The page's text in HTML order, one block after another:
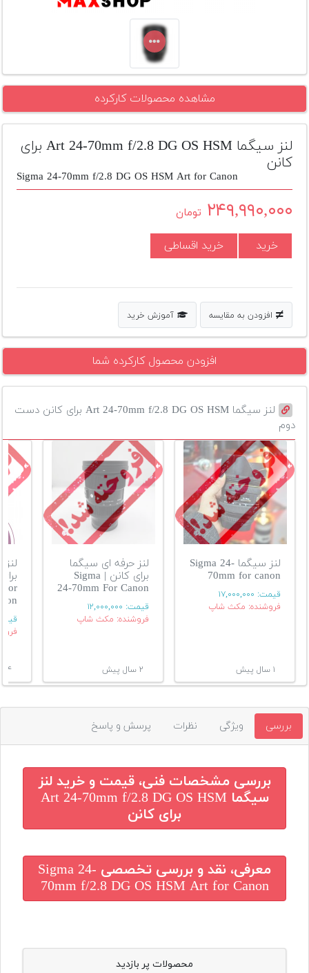
افزودن
دست
دوم
لیست
قیمت
دوربین
بله
مشاهده محصولات کارکرده
لنز سیگما Art 24-70mm f/2.8 DG OS HSM برای
کانن
Sigma 24-70mm f/2.8 DG OS HSM Art for Canon
۲۴۹,۹۹۰,۰۰۰ تومان
خرید خرید اقساطی
افزودن به مقایسه آموزش خرید
افزودن محصول کارکرده شما
لنز سیگما Art 24-70mm f/2.8 DG OS HSM برای کانن دست
دوم
لنز سیگما Sigma 24-
70mm for canon
قیمت: ۱۷,۰۰۰,۰۰۰
فروشنده: مکث شاپ
۱ سال پیش
لنز حرفه ای سیگما
برای کانن | Sigma
24-70mm For Canon
قیمت: ۱۲,۰۰۰,۰۰۰
فروشنده: مکث شاپ
۲ سال پیش ۴ سال پیش
بررسی ویژگی نظرات پرسش و پاسخ
بررسی مشخصات فنی، قیمت و خریدلنز
سیگما Art 24-70mm f/2.8 DG OS HSM
برای کانن
معرفی، نقد و بررسی تخصصی Sigma 24-
70mm f/2.8 DG OS HSM Art for Canon
محصولات پر بازدید